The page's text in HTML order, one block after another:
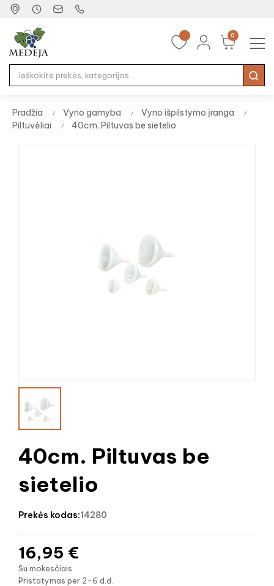
0
☰
Pradžia Vyno gamyba
Vyno išpilstymo įranga
Piltuvėliai
40cm. Piltuvas be sietelio
40cm. Piltuvas be
sietelio
prekės kodas:14280
16,95 €
Su mokesčiais
Pristatymas per 2-6 d.d.